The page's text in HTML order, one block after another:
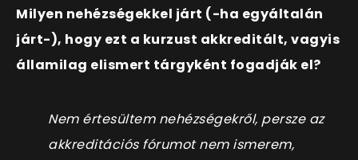
Milyen nehézségekkel járt (-ha egyáltalán
járt-), hogy ezt a kurzust akkreditált, vagyis
államilag elismert tárgyként fogadják el?
Nem értesültem nehézségekről, persze az
akkreditációs fórumot nem ismerem,